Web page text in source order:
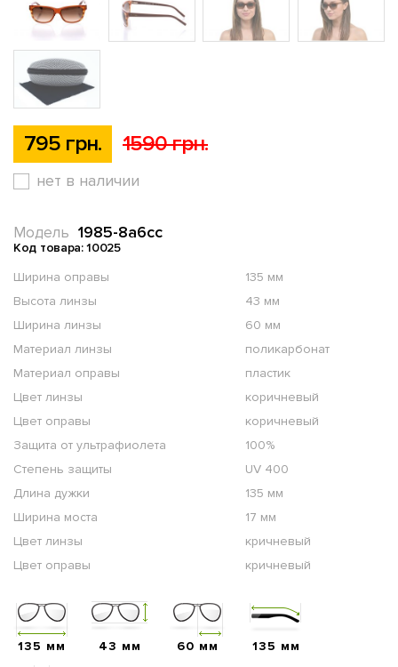
795 грн. 1590 грн.
нет в наличии
1985-8a6cc
Модель
Код товара: 10025
Ширина оправы
135 мм
Высота линзы
43 мм
Ширина линзы
60 мм
Материал линзы
поликарбонат
Материал оправы
пластик
Цвет линзы
коричневый
Цвет оправы
коричневый
Защита от ультрафиолета
100%
Степень защиты
UV 400
Длина дужки
135 мм
Ширина моста
17 мм
Цвет линзы
кричневый
Цвет оправы
кричневый
135 мм 43 мм 60 мм 135 мм